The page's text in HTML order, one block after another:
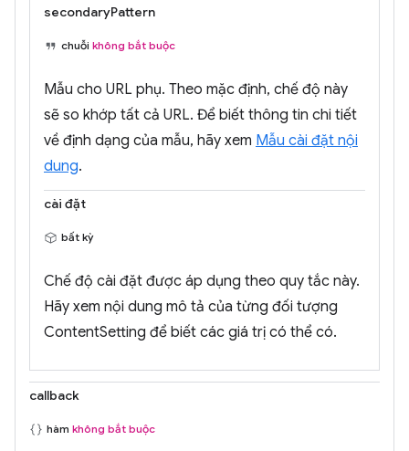
secondaryPattern
chuỗi không bắt buộc
Mẫu cho URL phụ. Theo mặc định, chế độ này
sẽ so khớp tất cả URL. Để biết thông tin chi tiết
về định dạng của mẫu, hãy xem Mẫu cài đặt nội
dung.
cài đặt
bất kỳ
Chế độ cài đặt được áp dụng theo quy tắc này.
Hãy xem nội dung mô tả của từng đối tượng
ContentSetting để biết các giá trị có thể có.
callback
hàm không bắt buộc